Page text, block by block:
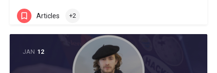
Articles +2
JAN 12